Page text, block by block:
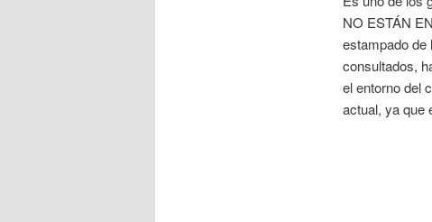
NO ESTÁN
estampado de
consultados,
el entorno del
actual, ya que